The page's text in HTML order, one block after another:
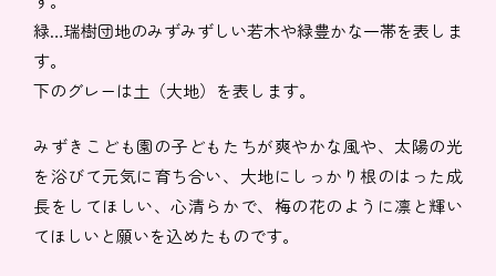
緑…瑞樹団地のみずみずしい若木や緑豊かな一帯を表しま
す。
下のグレーは土（大地）を表します。
みずきこども園の子どもたちが爽やかな風や、太陽の光
を浴びて元気に育ち合い、大地にしっかり根のはった成
長をしてほしい、心清らかで、梅の花のように凛と輝い
てほしいと願いを込めたものです。